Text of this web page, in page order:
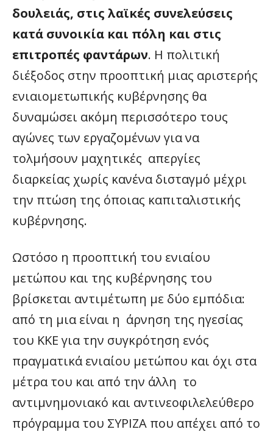
δουλειάς, στις λαϊκές συνελεύσεις
κατά συνοικία και πόλη και στις
επιτροπές φαντάρων. Η πολιτική
διέξοδος στην προοπτική μιας αριστερής
ενιαιομετωπικής κυβέρνησης θα
δυναμώσει ακόμη περισσότερο τους
αγώνες των εργαζομένων για να
τολμήσουν μαχητικές απεργίες
διαρκείας χωρίς κανένα δισταγμό μέχρι
την πτώση της όποιας καπιταλιστικής
κυβέρνησης.
Ωστόσο η προοπτική του ενιαίου
μετώπου και της κυβέρνησης του
βρίσκεται αντιμέτωπη με δύο εμπόδια:
από τη μια είναι η άρνηση της ηγεσίας
του ΚΚΕ για την συγκρότηση ενός
πραγματικά ενιαίου μετώπου και όχι στα
μέτρα του και από την άλλη το
αντιμνημονιακό και αντινεοφιλελεύθερο
πρόγραμμα του ΣΥΡΙΖΑ που απέχει από το